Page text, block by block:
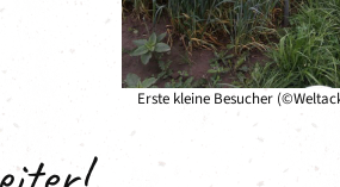
Erste kleine Besucher